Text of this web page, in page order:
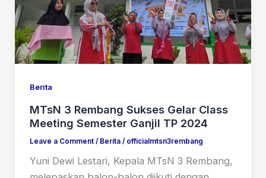
Berita
MTsN 3 Rembang Sukses Gelar Class
Meeting Semester Ganjil TP 2024
Leave a Comment / Berita/ officialmtsn3rembang
Yuni Dewi Lestari, Kepala MTsN 3 Rembang,